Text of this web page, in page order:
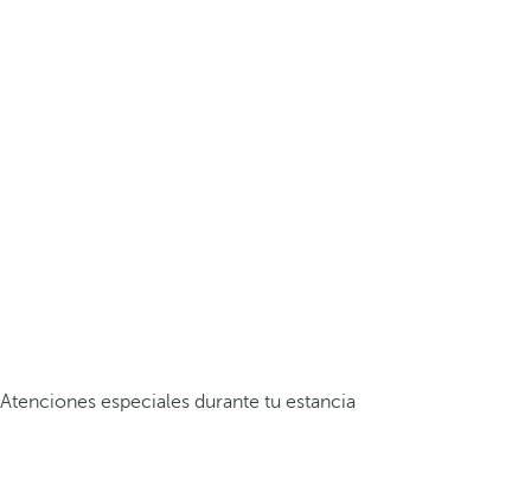
Atenciones especiales durante tu estancia